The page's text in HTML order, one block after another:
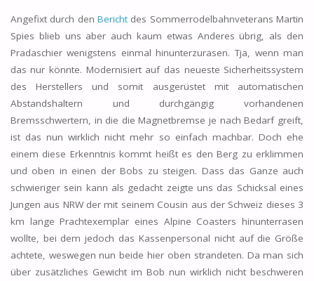
Angefixt durch den Berichtdes Sommerrodelbahnveterans Martin
Spies blieb uns aber auch kaum etwas Anderes übrig, als den
Pradaschier wenigstens einmal hinunterzurasen. Tja, wenn man
das nur könnte. Modernisiert auf das neueste Sicherheitssystem
des Herstellers und somit ausgerüstet mit automatischen
Abstandshaltern und durchgängig vorhandenen
Bremsschwertern, in die die Magnetbremse je nach Bedarf greift,
ist das nun wirklich nicht mehr so einfach machbar. Doch ehe
einem diese Erkenntnis kommt heißt es den Berg zu erklimmen
und oben in einen der Bobs zu steigen. Dass das Ganze auch
schwieriger sein kann als gedacht zeigte uns das Schicksal eines
Jungen aus NRW der mit seinem Cousin aus der Schweiz dieses 3
km lange Prachtexemplar eines Alpine Coasters hinunterrasen
wollte, bei dem jedoch das Kassenpersonal nicht auf die Größe
achtete, weswegen nun beide hier oben strandeten. Da man sich
über zusätzliches Gewicht im Bob nun wirklich nicht beschweren